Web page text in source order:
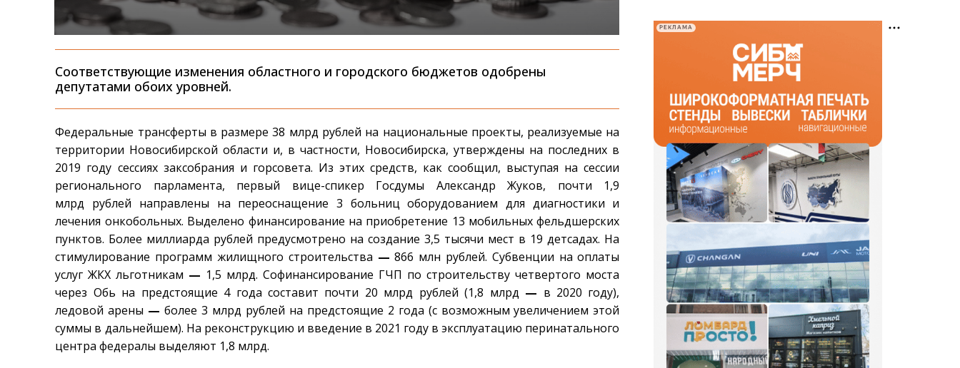
Соответствующие изменения областного и городского бюджетов одобрены
депутатами обоих уровней.
Федеральные трансферты в размере 38 млрд рублей на национальные проекты, реализуемые на
территории Новосибирской области и, в частности, Новосибирска, утверждены на последних в
2019 году сессиях заксобрания и горсовета. Из этих средств, как сообщил, выступая на сессии
регионального парламента, первый вице-спикер Госдумы Александр Жуков, почти 1,9
млрд рублей направлены на переоснащение 3 больниц оборудованием для диагностики и
лечения онкобольных. Выделено финансирование на приобретение 13 мобильных фельдшерских
пунктов. Более миллиарда рублей предусмотрено на создание 3,5 тысячи мест в 19 детсадах. На
стимулирование программ жилищного строительства — 866 млн рублей. Субвенции на оплаты
услуг ЖКХ льготникам — 1,5 млрд. Софинансирование ГЧП по строительству четвертого моста
через Обь на предстоящие 4 года составит почти 20 млрд рублей (1,8 млрд — в 2020 году),
ледовой арены — более 3 млрд рублей на предстоящие 2 года (с возможным увеличением этой
суммы в дальнейшем). На реконструкцию и введение в 2021 году в эксплуатацию перинатального
центра федералы выделяют 1,8 млрд.
РЕКЛАМА